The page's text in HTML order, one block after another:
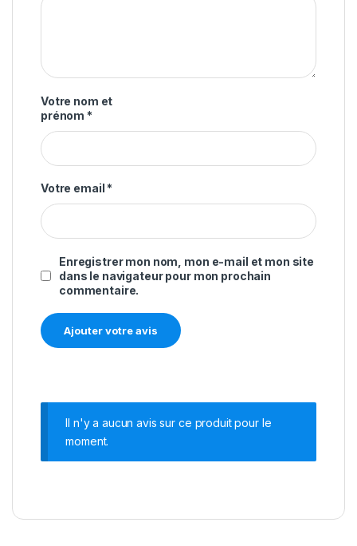
Votre nom et
prénom *
Votre email *
Enregistrer mon nom, mon e-mail et mon site
dans le navigateur pour mon prochain
commentaire.
Il n'y a aucun avis sur ce produit pour le
moment.